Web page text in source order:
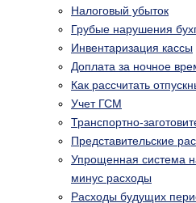
Налоговый убыток
Грубые нарушения
Инвентаризация кассы
Доплата за ночное
Как рассчитать
Учет ГСМ
Транспортно-
Представительские
Упрощенная система
минус расходы
Расходы будущих